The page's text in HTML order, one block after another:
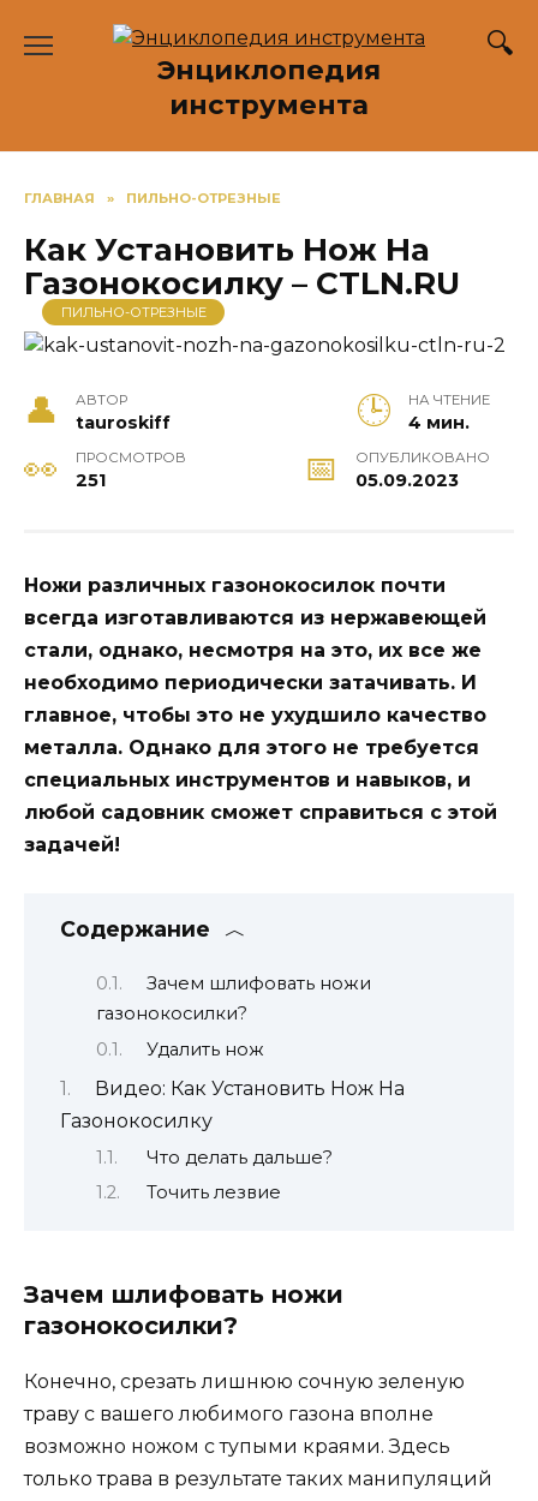
Энциклопедия
инструмента
ГЛАВНАЯ » ПИЛЬНО-ОТРЕЗНЫЕ
Как Установить Нож На
Газонокосилку – CTLN.RU
ПИЛЬНО-ОТРЕЗНЫЕ
АВТОР
tauroskiff
НА ЧТЕНИЕ
4 мин.
ПРОСМОТРОВ
251
ОПУБЛИКОВАНО
05.09.2023
Ножи различных газонокосилок почти
всегда изготавливаются из нержавеющей
стали, однако, несмотря на это, их все же
необходимо периодически затачивать. И
главное, чтобы это не ухудшило качество
металла. Однако для этого не требуется
специальных инструментов и навыков, и
любой садовник сможет справиться с этой
задачей!
Содержание
Зачем шлифовать ножи
газонокосилки?
Удалить нож
Видео: Как Установить Нож На
Газонокосилку
Что делать дальше?
Точить лезвие
Зачем шлифовать ножи
газонокосилки?
Конечно, срезать лишнюю сочную зеленую
траву с вашего любимого газона вполне
возможно ножом с тупыми краями. Здесь
только трава в результате таких манипуляций